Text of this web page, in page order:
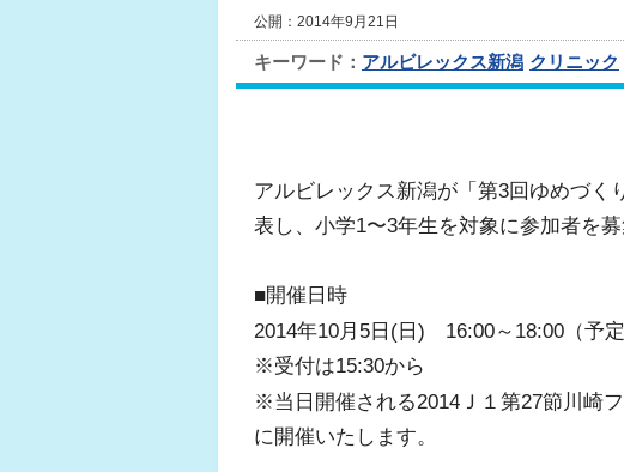
公開：2014年9月21日
キーワード： アルビレックス新潟 クリニック
アルビレックス新潟が「第3回ゆめづく
表し、小学1〜3年生を対象に参加者を募
■開催日時
2014年10月5日(日) 16:00～18:00（予定
※受付は15:30から
※当日開催される2014Ｊ１第27節川崎
に開催いたします。